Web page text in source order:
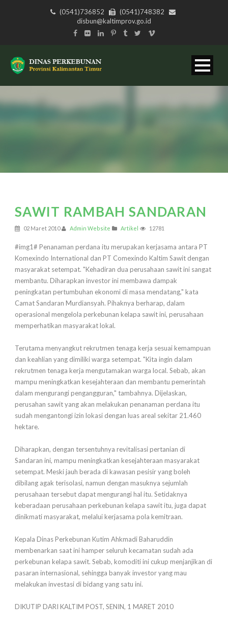
(0541)736852
(0541)748382
disbun@kaltimprov.go.id
SAWIT RAMBAH SANDARAN
02 Maret 2010 Admin Website Artikel 12781
#img1# Penanaman perdana itu merupakan kerjasama antara PT
Komexindo International dan PT Comexindo Kaltim Sawit dengan
masyarakat setempat. "Kehadiran dua perusahaan sawit ini sangat
membantu. Diharapkan investor ini membawa dampak
peningkatan pertumbuhan ekonomi di masa mendatang," kata
Camat Sandaran Murdiansyah. Pihaknya berharap, dalam
operasional mengelola perkebunan kelapa sawit ini, perusahaan
memperhatikan masyarakat lokal.
Terutama menyangkut rekrutmen tenaga kerja sesuai kemampuan
dan keahlian yang dimiliki warga setempat. "Kita ingin dalam
rekrutmen tenaga kerja mengutamakan warga local. Sebab, akan
mampu meningkatkan kesejahteraan dan membantu pemerintah
dalam mengurangi pengangguran," tambahnya. Dijelaskan,
perusahan sawit yang akan melakukan penanaman perdana itu
sudah mengantongi izin lokasi dengan luas areal sekitar 21.460
hektare.
Diharapkan, dengan tersentuhnya revitalisasi pertanian di
Sandaran ini, mampu meningkatkan kesejahteraan masyarakat
setempat. Meski jauh berada di kawasan pesisir yang boleh
dibilang agak terisolasi, namun dengan masuknya sejumlah
perusahaan tersebut dapat mengurangi hal itu. Setidaknya
keberadaan perusahaan perkebunan kelapa sawit itu, juga dapat
dinikmati masyarakat, melalui kerjasama pola kemitraan.
Kepala Dinas Perkebunan Kutim Ahkmadi Baharuddin
membenarkan saat ini hamper seluruh kecamatan sudah ada
perkebunan kelapa sawit. Sebab, komoditi ini cukup menjanjikan di
pasaran internasional, sehingga banyak investor yang mau
melakukan investasi di bidang yang satu ini.
DIKUTIP DARI KALTIM POST, SENIN, 1 MARET 2010